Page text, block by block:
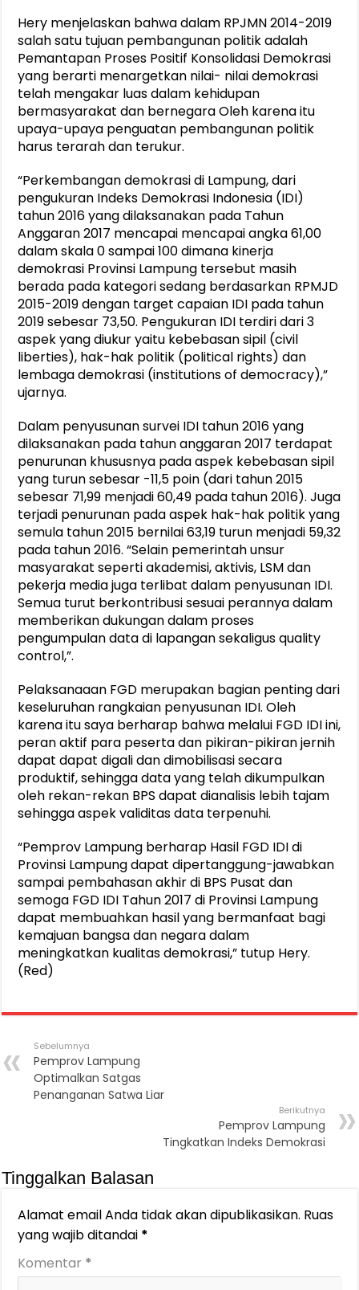
Hery menjelaskan bahwa dalam RPJMN 2014-2019
salah satu tujuan pembangunan politik adalah
Pemantapan Proses Positif Konsolidasi Demokrasi
yang berarti menargetkan nilai- nilai demokrasi
telah mengakar luas dalam kehidupan
bermasyarakat dan bernegara Oleh karena itu
upaya-upaya penguatan pembangunan politik
harus terarah dan terukur.
“Perkembangan demokrasi di Lampung, dari
pengukuran Indeks Demokrasi Indonesia (IDI)
tahun 2016 yang dilaksanakan pada Tahun
Anggaran 2017 mencapai mencapai angka 61,00
dalam skala 0 sampai 100 dimana kinerja
demokrasi Provinsi Lampung tersebut masih
berada pada kategori sedang berdasarkan RPMJD
2015-2019 dengan target capaian IDI pada tahun
2019 sebesar 73,50. Pengukuran IDI terdiri dari 3
aspek yang diukur yaitu kebebasan sipil (civil
liberties), hak-hak politik (political rights) dan
lembaga demokrasi (institutions of democracy),”
ujarnya.
Dalam penyusunan survei IDI tahun 2016 yang
dilaksanakan pada tahun anggaran 2017 terdapat
penurunan khususnya pada aspek kebebasan sipil
yang turun sebesar -11,5 poin (dari tahun 2015
sebesar 71,99 menjadi 60,49 pada tahun 2016). Juga
terjadi penurunan pada aspek hak-hak politik yang
semula tahun 2015 bernilai 63,19 turun menjadi 59,32
pada tahun 2016. “Selain pemerintah unsur
masyarakat seperti akademisi, aktivis, LSM dan
pekerja media juga terlibat dalam penyusunan IDI.
Semua turut berkontribusi sesuai perannya dalam
memberikan dukungan dalam proses
pengumpulan data di lapangan sekaligus quality
control,”.
Pelaksanaaan FGD merupakan bagian penting dari
keseluruhan rangkaian penyusunan IDI. Oleh
karena itu saya berharap bahwa melalui FGD IDI ini,
peran aktif para peserta dan pikiran-pikiran jernih
dapat dapat digali dan dimobilisasi secara
produktif, sehingga data yang telah dikumpulkan
oleh rekan-rekan BPS dapat dianalisis lebih tajam
sehingga aspek validitas data terpenuhi.
“Pemprov Lampung berharap Hasil FGD IDI di
Provinsi Lampung dapat dipertanggung-jawabkan
sampai pembahasan akhir di BPS Pusat dan
semoga FGD IDI Tahun 2017 di Provinsi Lampung
dapat membuahkan hasil yang bermanfaat bagi
kemajuan bangsa dan negara dalam
meningkatkan kualitas demokrasi,” tutup Hery.
(Red)
Sebelumnya
Pemprov Lampung
Optimalkan Satgas
Penanganan Satwa Liar
Berikutnya
Pemprov Lampung
Tingkatkan Indeks Demokrasi
Tinggalkan Balasan
Alamat email Anda tidak akan dipublikasikan. Ruas
yang wajib ditandai *
Komentar *